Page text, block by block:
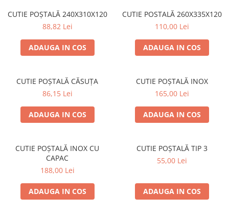
PRODUSE PENTRU GRĂDINARIT
Irigații pentru grădină
Unelte electrice
Unelte pentru grădinărit
STICLĂ TERMOREZISTENTĂ
TIMP LIBER IN NATURA
TRUSE SI ACCESORII PROFESIONALE
DE CURATARE HORN
ȘEMINEE ȘI ÎNCĂLZITOARE DE
CUTIE POȘTALĂ 240X310X120
88,82 Lei
ADAUGA IN COS
CUTIE POSTALĂ 260X335X120
110,00 Lei
ADAUGA IN COS
CUTIE POȘTALĂ CĂSUȚA
86,15 Lei
ADAUGA IN COS
CUTIE POȘTALĂ INOX
165,00 Lei
ADAUGA IN COS
CUTIE POȘTALĂ INOX CU
CAPAC
188,00 Lei
ADAUGA IN COS
CUTIE POȘTALĂ TIP 3
55,00 Lei
ADAUGA IN COS